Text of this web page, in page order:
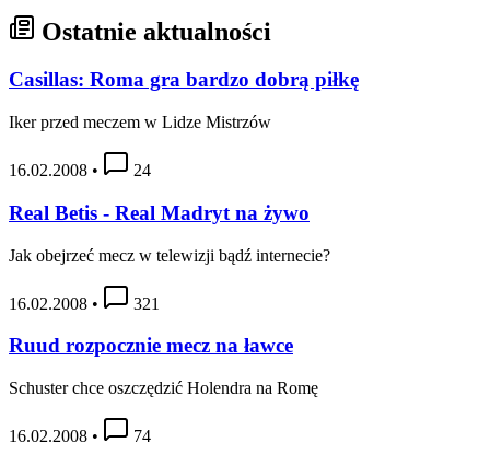
Ostatnie aktualności
Casillas: Roma gra bardzo dobrą piłkę
Iker przed meczem w Lidze Mistrzów
16.02.2008 • 24
Real Betis - Real Madryt na żywo
Jak obejrzeć mecz w telewizji bądź internecie?
16.02.2008 • 321
Ruud rozpocznie mecz na ławce
Schuster chce oszczędzić Holendra na Romę
16.02.2008 • 74